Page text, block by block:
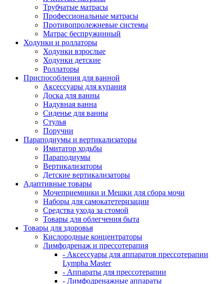
Трубчатые матрасы
Профессиональные матрасы
Противопролежневые системы
Матрас беспружинный
Ходунки и роллаторы
Ходунки взрослые
Ходунки детские
Роллаторы
Приспособления для ванной
Аксессуары для купания
Доска для ванны
Надувная ванна
Сиденье для ванны
Стулья
Поручни
Параподиумы и вертикализаторы
Имитатор ходьбы
Параподиумы
Вертикализаторы
Детские вертикализаторы
Адаптивные товары
Мочеприемники и Мешки для сбора мочи
Наборы для самокатетеризации
Средства ухода за стомой
Товары для облегчения быта
Товары для здоровья
Кислородные концентраторы
Лимфодренаж и прессотерапия
- Аксессуары для аппаратов прессотерапии
Lympha Master
- Аппараты для прессотерапии
- Лимфодренажные аппараты